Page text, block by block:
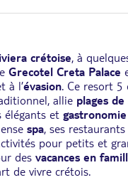
crétoise, à
Grecotel Creta Palace
à l’évasion. Ce resort 5
allie plages
élégants et
spa, ses
pour petits et
des vacances en
de vivre crétois.